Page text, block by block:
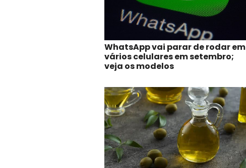
WhatsApp vai parar de rodar em
vários celulares em setembro;
veja os modelos